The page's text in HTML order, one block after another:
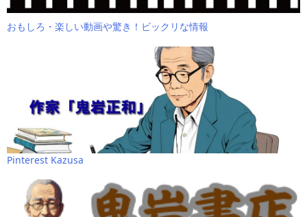
おもしろ・楽しい動画や驚き！ビックリな情報
Pinterest Kazusa